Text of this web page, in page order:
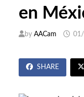
en
byAACam
SHARE